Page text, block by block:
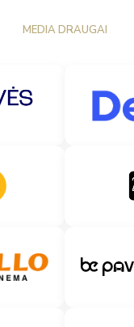
MEDIA DRAUGAI